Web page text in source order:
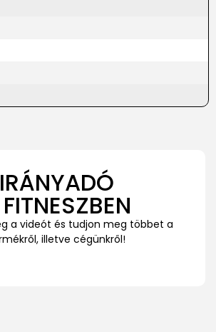
IRÁNYADÓ
a videót és tudjon meg többet a
illetve cégünkről!